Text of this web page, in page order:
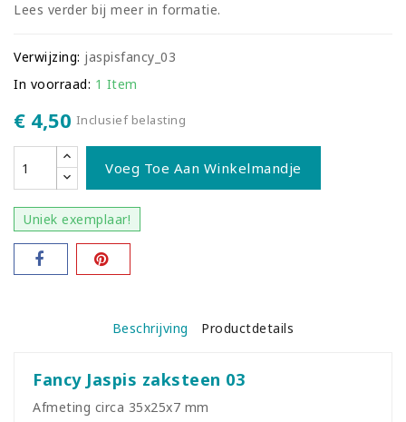
Lees verder bij meer in formatie.
Verwijzing: jaspisfancy_03
In voorraad: 1 Item
€ 4,50 Inclusief belasting
Voeg Toe Aan Winkelmandje
Uniek exemplaar!
Beschrijving Productdetails
Fancy Jaspis zaksteen 03
Afmeting circa 35x25x7 mm